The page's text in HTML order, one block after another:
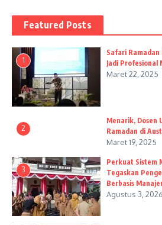
Featured Posts
1
Safari Ramadan
Jadi Profesional
Maret 22, 2025
2
Menarik, Dosen
Ramadan di
Maret 19, 2025
3
Perkuat Sistem
Tegaskan
Berbasis
Agustus 3, 2026